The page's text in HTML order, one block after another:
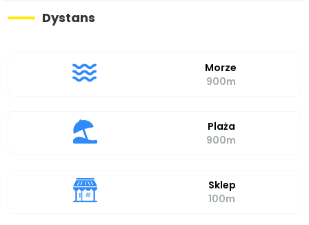
Dystans
Morze
900m
Plaża
900m
Sklep
100m